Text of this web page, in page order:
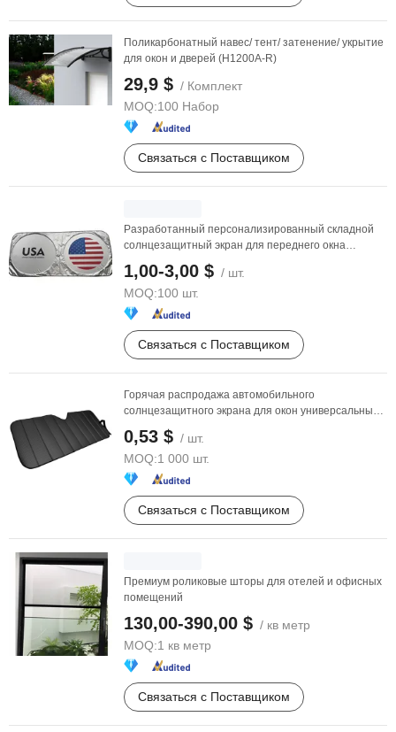
Поликарбонатный навес/ тент/ затенение/ укрытие
для окон и дверей (H1200A-R)
29,9 $ / Комплект
MOQ:100 Набор
Связаться с Поставщиком
Разработанный персонализированный складной
солнцезащитный экран для переднего окна
1,00-3,00 $ / шт.
MOQ:100 шт.
Связаться с Поставщиком
Горячая распродажа автомобильного
солнцезащитного экрана для окон универсальные
автомобильные ...
0,53 $ / шт.
MOQ:1 000 шт.
Связаться с Поставщиком
Премиум роликовые шторы для отелей и офисных
помещений
130,00-390,00 $ / кв метр
MOQ:1 кв метр
Связаться с Поставщиком